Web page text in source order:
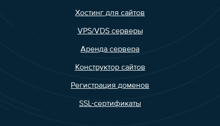
Хостинг для сайтов
VPS/VDS серверы
Аренда сервера
Конструктор сайтов
Регистрация доменов
SSL-сертификаты